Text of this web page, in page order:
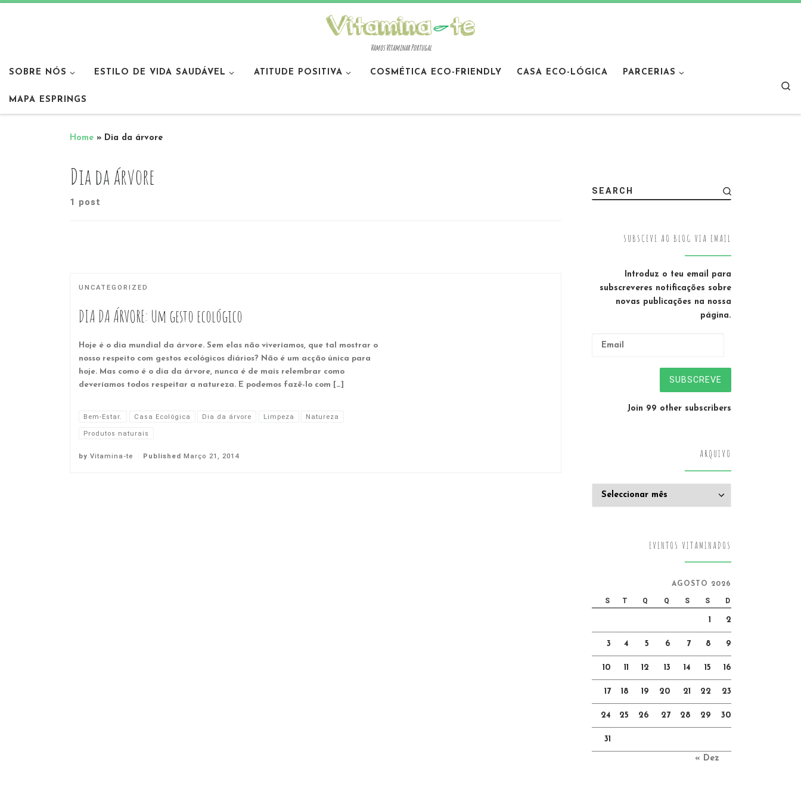
Vamos Vitaminar Portugal
SOBRE NÓS ESTILO DE VIDA SAUDÁVEL ATITUDE POSITIVA COSMÉTICA ECO-FRIENDLY CASA ECO-LÓGICA PARCERIAS
MAPA ESPRINGS
Home » Dia da árvore
Dia da árvore
1 post
UNCATEGORIZED
DIA DA ÁRVORE: Um gesto ecológico
Hoje é o dia mundial da árvore. Sem elas não viveríamos, que tal mostrar o
nosso respeito com gestos ecológicos diários? Não é um acção única para
hoje. Mas como é o dia da árvore, nunca é de mais relembrar como
deveríamos todos respeitar a natureza. E podemos fazê-lo com […]
Bem-Estar. Casa Ecológica Dia da árvore Limpeza Natureza
Produtos naturais
by Vitamina-te Published Março 21, 2014
SEARCH
SUBSCEVE AO BLOG VIA EMAIL
Introduz o teu email para
subscreveres notificações sobre
novas publicações na nossa
página.
SUBSCREVE
Join 99 other subscribers
ARQUIVO
EVENTOS VITAMINADOS
AGOSTO 2026
S T Q Q S S D
1 2
3 4 5 6 7 8 9
10 11 12 13 14 15 16
17 18 19 20 21 22 23
24 25 26 27 28 29 30
31
« Dez